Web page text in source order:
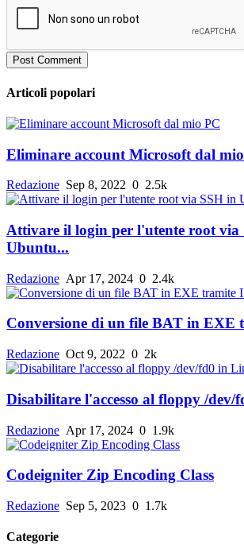
Post Comment
Articoli popolari
Eliminare account Microsoft dal
Redazione Sep 8, 2022 0 2.5k
Attivare il login per l'utente root via
Ubuntu...
Redazione Apr 17, 2024 0 2.4k
Conversione di un file BAT in EXE
Redazione Oct 9, 2022 0 2k
Disabilitare l'accesso al floppy /
Redazione Apr 17, 2024 0 1.9k
Codeigniter Zip Encoding Class
Redazione Sep 5, 2023 0 1.7k
Categorie